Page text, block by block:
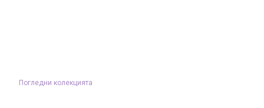
Погледни колекцията